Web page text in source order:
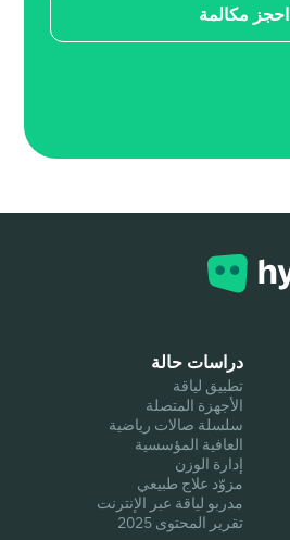
احجز مكالمة
دراسات حالة
تطبيق لياقة
الأجهزة المتصلة
سلسلة صالات رياضية
العافية المؤسسية
إدارة الوزن
مزوّد علاج طبيعي
مدربو لياقة عبر الإنترنت
تقرير المحتوى 2025